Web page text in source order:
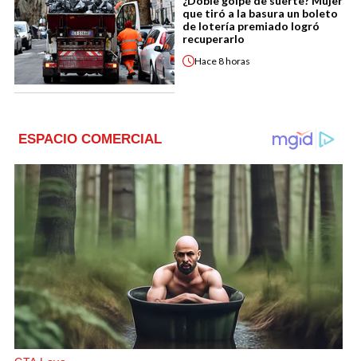
que tiró a la basura un boleto
de lotería premiado logró
recuperarlo
Hace8 horas